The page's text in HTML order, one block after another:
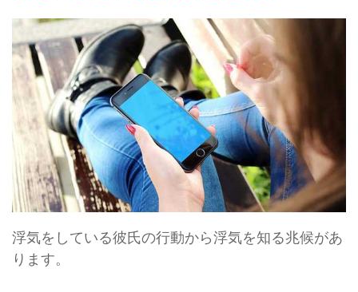
浮気をしている彼氏の行動から浮気を知る兆候があ
ります。